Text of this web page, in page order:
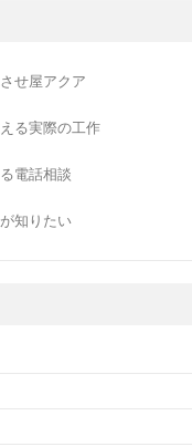
せ屋アクア
る実際の工作
電話相談
知りたい